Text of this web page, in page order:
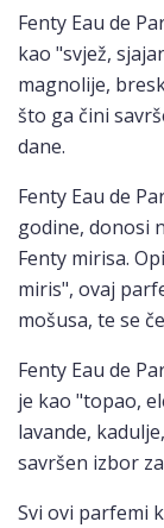
Fenty Eau de
kao "svjež,
magnolije,
što ga čini
dane.
Fenty Eau de
godine, donosi
Fenty mirisa.
miris", ovaj
mošusa, te se
Fenty Eau de
je kao "topao,
lavande,
savršen izbor
Svi ovi parfemi